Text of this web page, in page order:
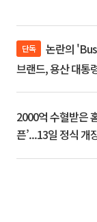
단독
브랜드, 용산 대통
2000억 수혈받은
픈’...13일 정식 개